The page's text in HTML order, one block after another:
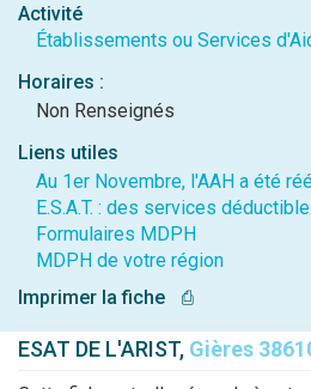
Activité
Établissements ou Services
Horaires :
Non Renseignés
Liens utiles
Au 1er Novembre, l'AAH a été
E.S.A.T. : des services
Formulaires MDPH
MDPH de votre région
Imprimer la fiche
⎙
ESAT DE L'ARIST, Gières